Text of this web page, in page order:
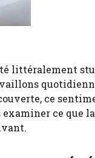
littéralement
ce
ce que